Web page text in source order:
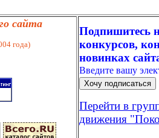
сайта
года)
Подпишитесь
конкурсов,
новинках
Введите вашу
Перейти в
движения